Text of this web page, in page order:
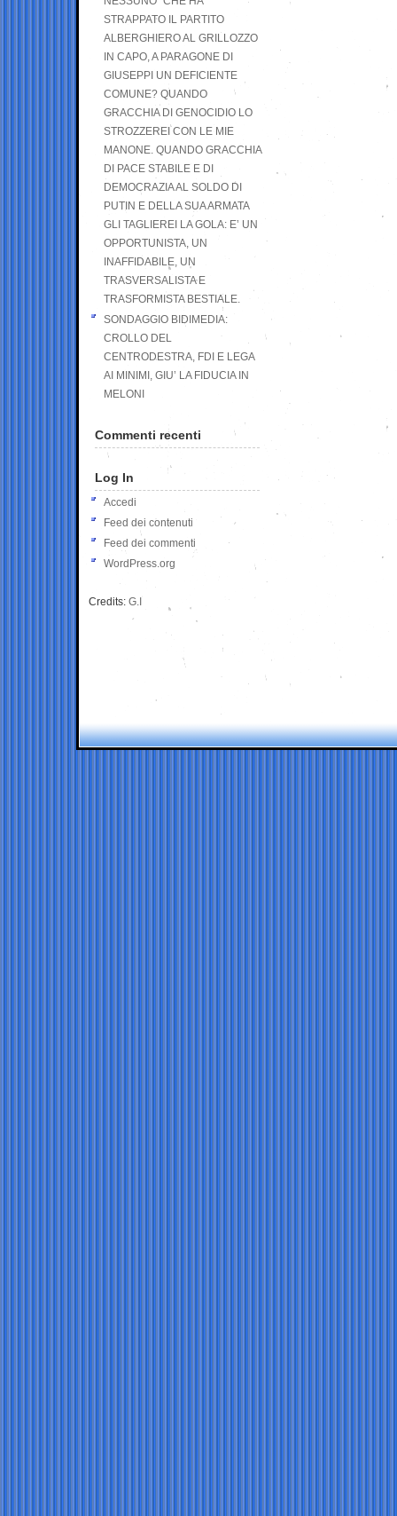
STRAPPATO IL PARTITO
ALBERGHIERO AL GRILLOZZO
IN CAPO, A PARAGONE DI
GIUSEPPI UN DEFICIENTE
COMUNE? QUANDO
GRACCHIA DI GENOCIDIO LO
STROZZEREI CON LE MIE
MANONE. QUANDO GRACCHIA
DI PACE STABILE E DI
DEMOCRAZIA AL SOLDO DI
PUTIN E DELLA SUA ARMATA
GLI TAGLIEREI LA GOLA: E’ UN
OPPORTUNISTA, UN
INAFFIDABILE, UN
TRASVERSALISTA E
TRASFORMISTA BESTIALE.
SONDAGGIO BIDIMEDIA:
CROLLO DEL
CENTRODESTRA, FDI E LEGA
AI MINIMI, GIU’ LA FIDUCIA IN
MELONI
Commenti recenti
Log In
Accedi
Feed dei contenuti
Feed dei commenti
WordPress.org
Credits: G.I